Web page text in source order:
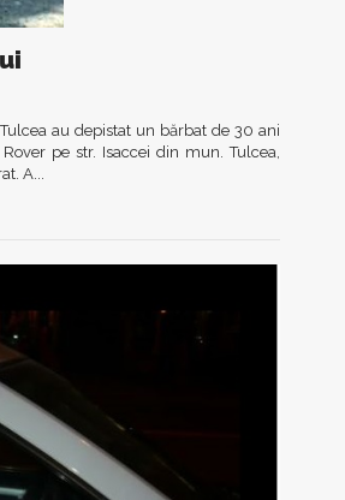
au depistat un bărbat de 30 ani
pe str. Isaccei din mun. Tulcea,
A...